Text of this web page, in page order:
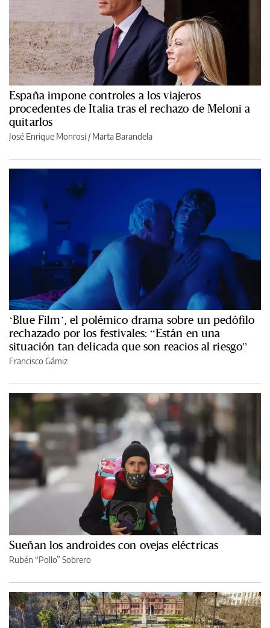
España impone controles a los viajeros
procedentes de Italia tras el rechazo de Meloni a
quitarlos
José Enrique Monrosi / Marta Barandela
‘Blue Film’, el polémico drama sobre un pedófilo
rechazado por los festivales: “Están en una
situación tan delicada que son reacios al riesgo”
Francisco Gámiz
Sueñan los androides con ovejas eléctricas
Rubén “Pollo” Sobrero